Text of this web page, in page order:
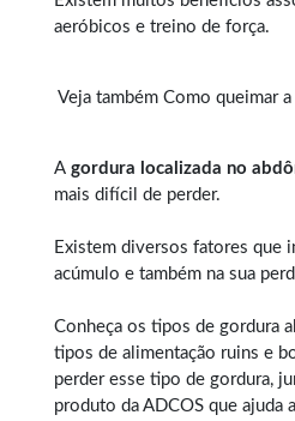
aeróbicos e treino de força.
Veja também Como queimar
A gordura localizada no
mais difícil de perder.
Existem diversos fatores que
acúmulo e também na sua
Conheça os tipos de gordura
tipos de alimentação ruins e
perder esse tipo de gordura,
produto da ADCOS que ajuda